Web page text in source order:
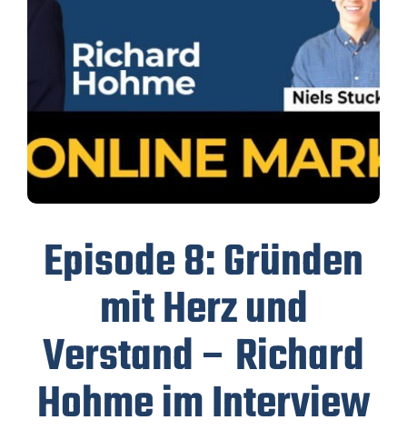
Episode 8: Gründen
mit Herz und
Verstand – Richard
Hohme im Interview